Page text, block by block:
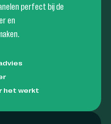
perfect bij de
en
het werkt